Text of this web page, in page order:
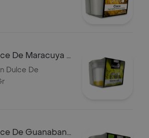
De Maracuya X
Dulce De
De Guanabana